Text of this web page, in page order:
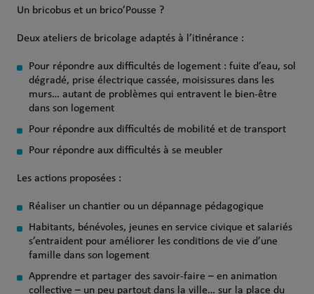
Un bricobus et un brico’Pousse ?
Deux ateliers de bricolage adaptés à l’itinérance :
Pour répondre aux difficultés de logement : fuite d’eau, sol
dégradé, prise électrique cassée, moisissures dans les
murs… autant de problèmes qui entravent le bien-être
dans son logement
Pour répondre aux difficultés de mobilité et de transport
Pour répondre aux difficultés à se meubler
Les actions proposées :
Réaliser un chantier ou un dépannage pédagogique
Habitants, bénévoles, jeunes en service civique et salariés
s’entraident pour améliorer les conditions de vie d’une
famille dans son logement
Apprendre et partager des savoir-faire – en animation
collective – un peu partout dans la ville… sur la place du